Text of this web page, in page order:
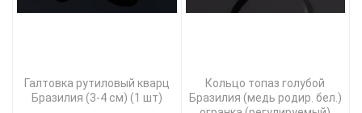
Галтовка рутиловый кварц
Бразилия (3-4 см) (1 шт)
Кольцо топаз голубой
Бразилия (медь родир. бел.)